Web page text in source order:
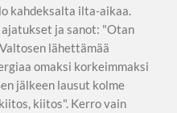
kahdeksalta ilta-aikaa.
ja sanot: "Otan
lähettämää
omaksi korkeimmaksi
jälkeen lausut kolme
kiitos". Kerro vain